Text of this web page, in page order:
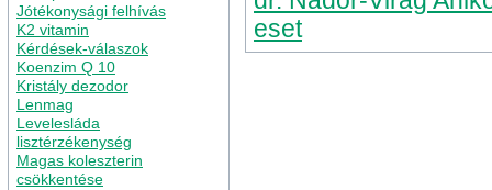
Jótékonysági felhívás
K2 vitamin
Kérdések-válaszok
Koenzim Q 10
Kristály dezodor
Lenmag
Levelesláda
lisztérzékenység
Magas koleszterin
csökkentése
eset